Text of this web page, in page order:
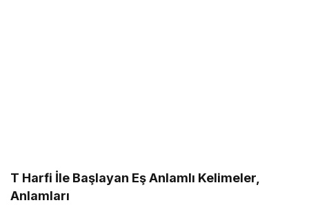
T Harfi İle Başlayan Eş Anlamlı Kelimeler,
Anlamları